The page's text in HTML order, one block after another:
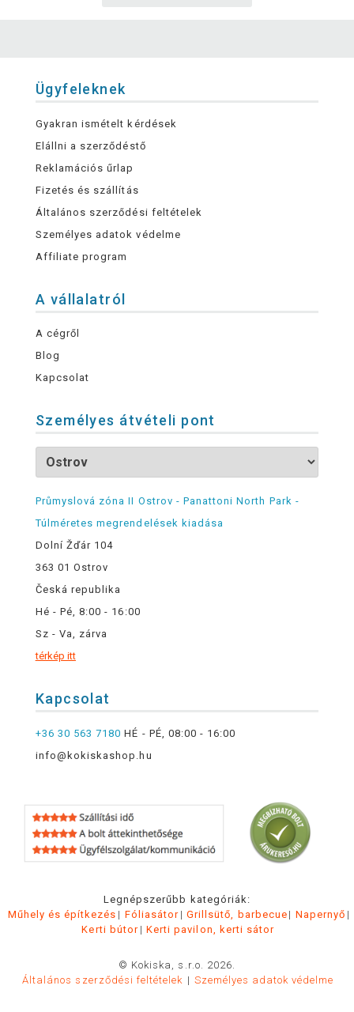
Ügyfeleknek
Gyakran ismételt kérdések
Elállni a szerződéstő
Reklamációs űrlap
Fizetés és szállítás
Általános szerződési feltételek
Személyes adatok védelme
Affiliate program
A vállalatról
A cégről
Blog
Kapcsolat
Személyes átvételi pont
Průmyslová zóna II Ostrov - Panattoni North Park -
Túlméretes megrendelések kiadása
Dolní Žďár 104
363 01 Ostrov
Česká republika
Hé - Pé, 8:00 - 16:00
Sz - Va, zárva
térkép itt
Kapcsolat
+36 30 563 7180 HÉ - PÉ, 08:00 - 16:00
info@kokiskashop.hu
Legnépszerűbb kategóriák:
Műhely és építkezés
Fóliasátor Grillsütő, barbecue
Napernyő
Kerti bútor
Kerti pavilon, kerti sátor
© Kokiska, s.r.o. 2026.
Általános szerződési feltételek
Személyes adatok védelme